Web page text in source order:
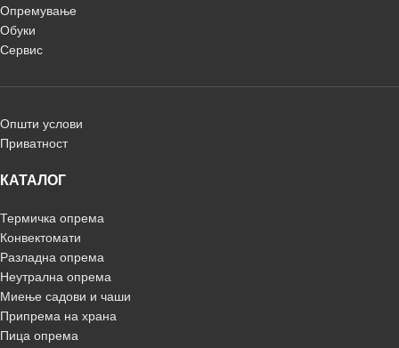
Опремување
Обуки
Сервис
Општи услови
Приватност
КАТАЛОГ
Термичка опрема
Конвектомати
Разладна опрема
Неутрална опрема
Миење садови и чаши
Припрема на храна
Пица опрема